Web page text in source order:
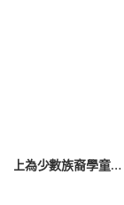
【小事大意義】友趣學中文：在起跑線上為少數族裔學童加油